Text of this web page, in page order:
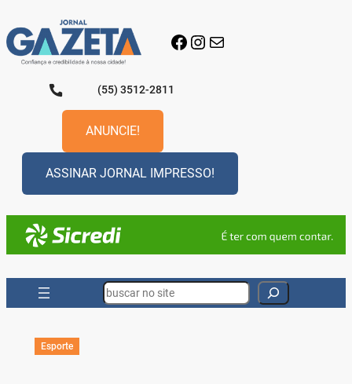
para
o
conteúdo
Facebook
Instagram
E-mail
(55) 3512-2811
ANUNCIE!
ASSINAR JORNAL IMPRESSO!
Search
Esporte